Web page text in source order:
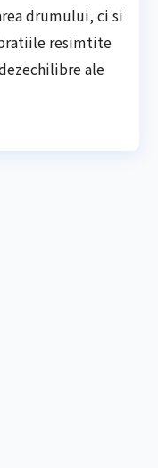
drumului, ci si
resimtite
ale